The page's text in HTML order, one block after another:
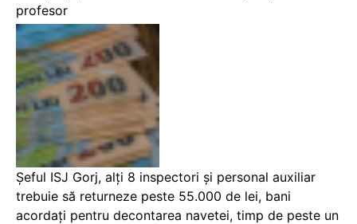
profesor
Șeful ISJ Gorj, alți 8 inspectori și personal auxiliar
trebuie să returneze peste 55.000 de lei, bani
acordați pentru decontarea navetei, timp de peste un